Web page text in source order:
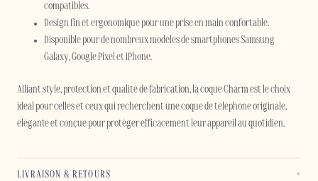
compatibles.
Design fin et ergonomique pour une prise en main confortable.
Disponible pour de nombreux modèles de smartphones Samsung
Galaxy, Google Pixel et iPhone.
Alliant style, protection et qualité de fabrication, la coque Charm est le choix
idéal pour celles et ceux qui recherchent une coque de téléphone originale,
élégante et conçue pour protéger efficacement leur appareil au quotidien.
LIVRAISON & RETOURS